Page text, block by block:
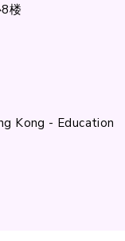
楼
Kong - Education